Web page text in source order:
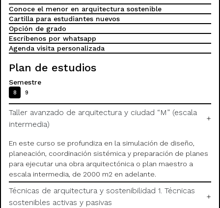
Conoce el menor en arquitectura sostenible
Cartilla para estudiantes nuevos
Opción de grado
Escríbenos por whatsapp
Agenda visita personalizada
Plan de estudios
Semestre
8 9
Taller avanzado de arquitectura y ciudad “M” (escala
intermedia)
En este curso se profundiza en la simulación de diseño,
planeación, coordinación sistémica y preparación de planes
para ejecutar una obra arquitectónica o plan maestro a
escala intermedia, de 2000 m2 en adelante.
Técnicas de arquitectura y sostenibilidad 1. Técnicas
sostenibles activas y pasivas